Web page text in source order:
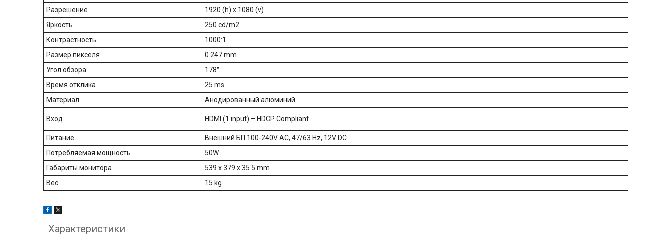
Разрешение
1920 (h) x 1080 (v)
Яркость
250 cd/m2
Контрастность
1000:1
Размер пикселя
0.247 mm
Угол обзора
178°
Время отклика
25 ms
Материал
Анодированный алюминий
Вход HDMI (1 input) – HDCP Compliant
Питание
Внешний БП 100-240V AC, 47/63 Hz, 12V DC
Потребляемая мощность
50W
Габариты монитора
539 x 379 x 35.5 mm
Вес
15 kg
Характеристики